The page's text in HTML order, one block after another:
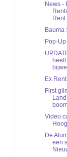
News -
Rent
Bauma
Pop-
Ex
First
Video
De
een